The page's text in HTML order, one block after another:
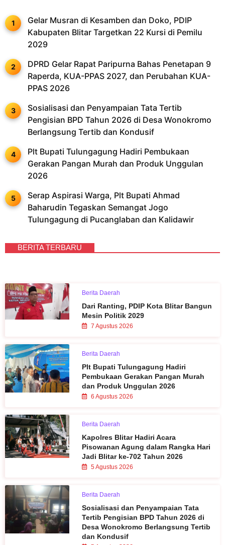
Gelar Musran di Kesamben dan Doko, PDIP
Kabupaten Blitar Targetkan 22 Kursi di Pemilu
2029
DPRD Gelar Rapat Paripurna Bahas Penetapan 9
Raperda, KUA-PPAS 2027, dan Perubahan KUA-
PPAS 2026
Sosialisasi dan Penyampaian Tata Tertib
Pengisian BPD Tahun 2026 di Desa Wonokromo
Berlangsung Tertib dan Kondusif
Plt Bupati Tulungagung Hadiri Pembukaan
Gerakan Pangan Murah dan Produk Unggulan
2026
Serap Aspirasi Warga, Plt Bupati Ahmad
Baharudin Tegaskan Semangat Jogo
Tulungagung di Pucanglaban dan Kalidawir
BERITA TERBARU
Berita Daerah
Dari Ranting, PDIP Kota Blitar Bangun
Mesin Politik 2029
7 Agustus 2026
Berita Daerah
Plt Bupati Tulungagung Hadiri
Pembukaan Gerakan Pangan Murah
dan Produk Unggulan 2026
6 Agustus 2026
Berita Daerah
Kapolres Blitar Hadiri Acara
Pisowanan Agung dalam Rangka Hari
Jadi Blitar ke-702 Tahun 2026
5 Agustus 2026
Berita Daerah
Sosialisasi dan Penyampaian Tata
Tertib Pengisian BPD Tahun 2026 di
Desa Wonokromo Berlangsung Tertib
dan Kondusif